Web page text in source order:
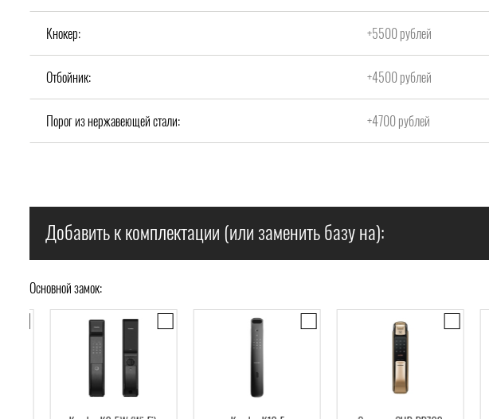
Кнокер: +5500 рублей
Отбойник: +4500 рублей
Порог из нержавеющей стали: +4700 рублей
Добавить к комплектации (или заменить базу на):
Основной замок: